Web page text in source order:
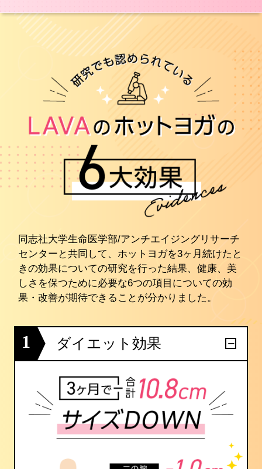
同志社大学生命医学部/アンチエイジングリサーチ
センターと共同して、ホットヨガを3ヶ月続けたと
きの効果についての研究を行った結果、健康、美
しさを保つために必要な6つの項目についての効
果・改善が期待できることが分かりました。
1 ダイエット効果